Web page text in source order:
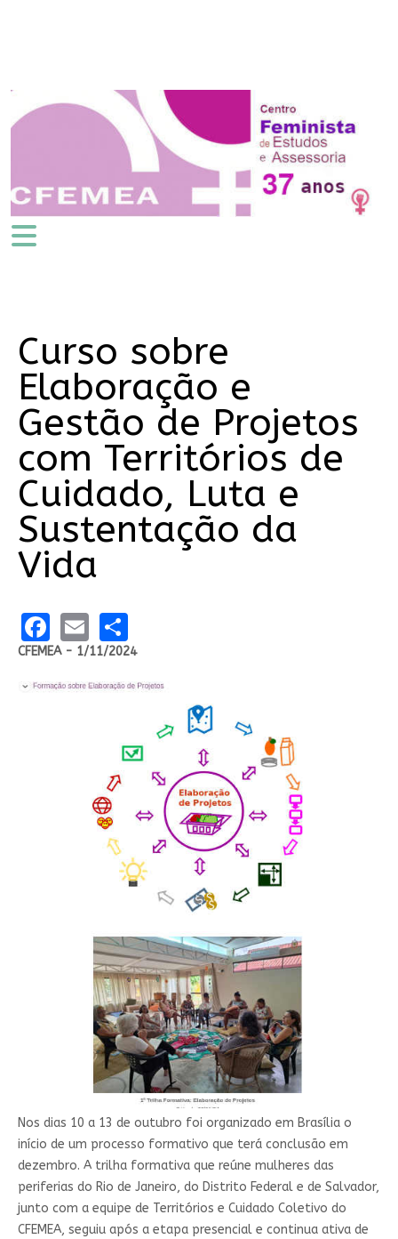
Curso sobre
Elaboração e
Gestão de Projetos
com Territórios de
Cuidado, Luta e
Sustentação da
Vida
Facebook
EmailShare
CFEMEA - 1/11/2024
Nos dias 10 a 13 de outubro foi organizado em Brasília o
início de um processo formativo que terá conclusão em
dezembro. A trilha formativa que reúne mulheres das
periferias do Rio de Janeiro, do Distrito Federal e de Salvador,
junto com a equipe de Territórios e Cuidado Coletivo do
CFEMEA, seguiu após a etapa presencial e continua ativa de